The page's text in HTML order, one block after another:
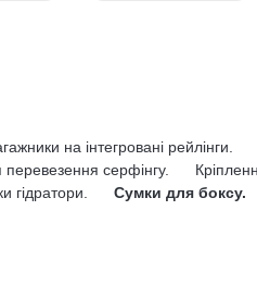
на інтегровані рейлінги.
перевезення серфінгу.
гідратори. Сумки для боксу.